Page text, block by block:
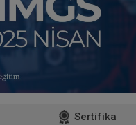
Sertifika